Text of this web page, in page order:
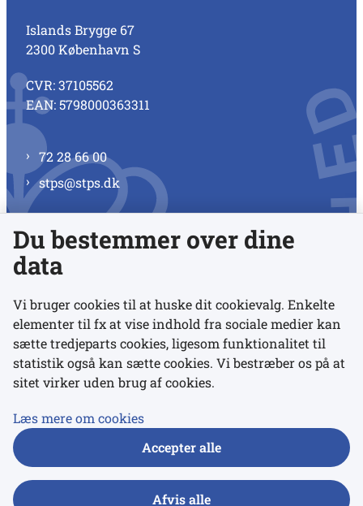
Islands Brygge 67
2300 København S
CVR: 37105562
EAN: 5798000363311
72 28 66 00
stps@stps.dk
Se alle kontaktnumre
Links
Udgivelser
Data- og privatlivspolitik
Du bestemmer over dine
data
Vi bruger cookies til at huske dit cookievalg. Enkelte
elementer til fx at vise indhold fra sociale medier kan
sætte tredjeparts cookies, ligesom funktionalitet til
statistik også kan sætte cookies. Vi bestræber os på at
sitet virker uden brug af cookies.
Læs mere om cookies
Accepter alle
Afvis alle